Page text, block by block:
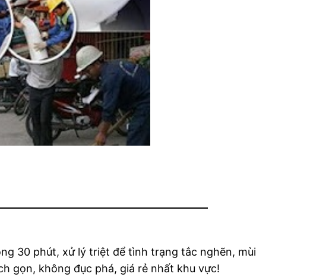
30 phút, xử lý triệt để tình trạng tắc nghẽn, mùi
gọn, không đục phá, giá rẻ nhất khu vực!